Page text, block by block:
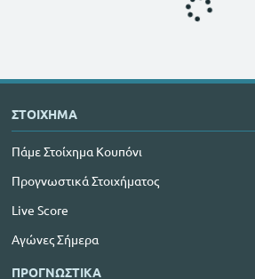
ΣΤΟΙΧΗΜΑ
Πάμε Στοίχημα Κουπόνι
Προγνωστικά Στοιχήματος
Live Score
Αγώνες Σήμερα
ΠΡΟΓΝΩΣΤΙΚΑ